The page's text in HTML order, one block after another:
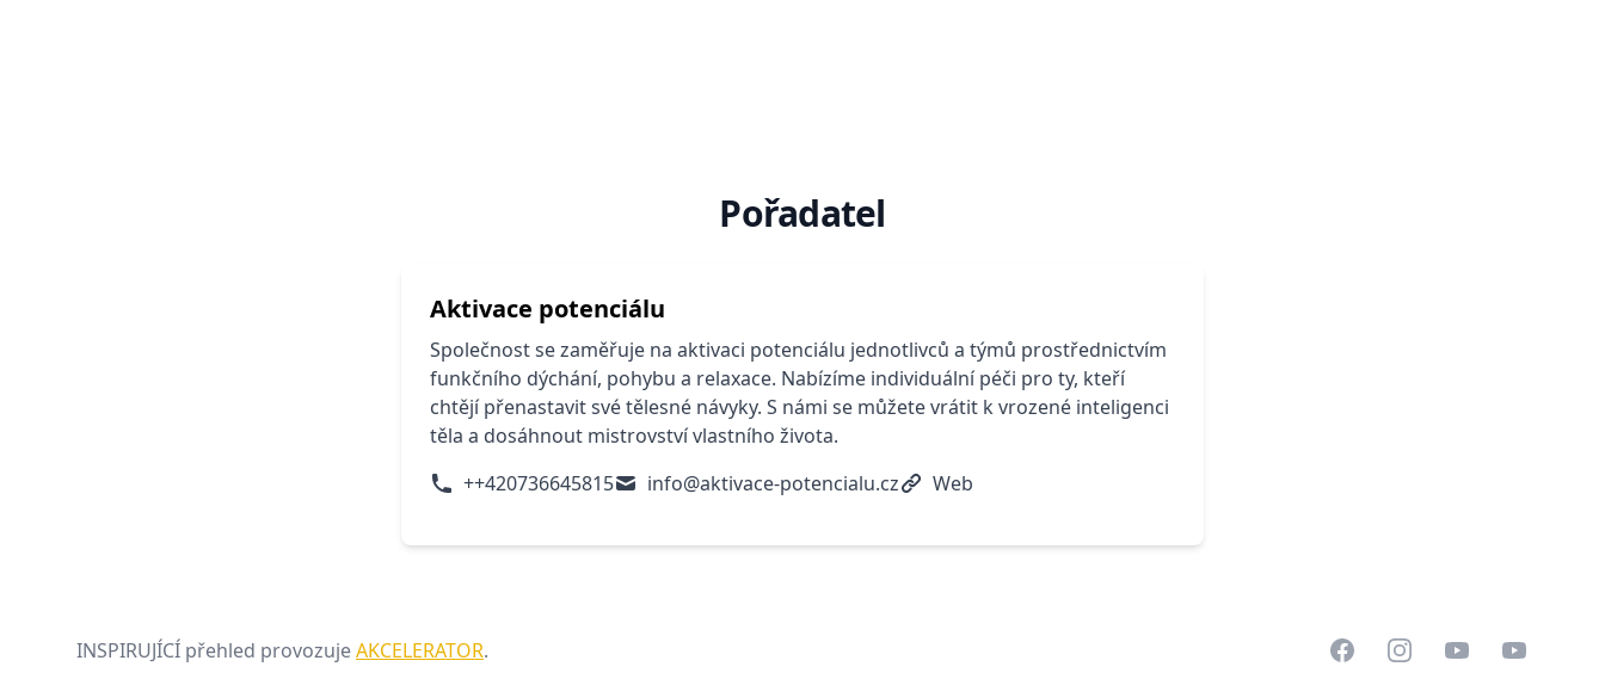
Pořadatel
Aktivace potenciálu
Společnost se zaměřuje na aktivaci potenciálu jednotlivců a týmů prostřednictvím
funkčního dýchání, pohybu a relaxace. Nabízíme individuální péči pro ty, kteří
chtějí přenastavit své tělesné návyky. S námi se můžete vrátit k vrozené inteligenci
těla a dosáhnout mistrovství vlastního života.
++420736645815
info@aktivace-potencialu.cz Web
FacebookInstagramYouTubeLinkedIn
INSPIRUJÍCÍ přehled provozujeAKCELERATOR.